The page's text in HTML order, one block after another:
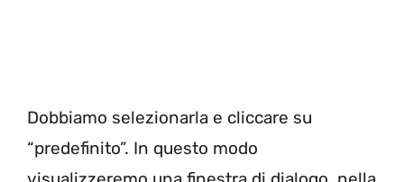
Dobbiamo selezionarla e cliccare su
“predefinito”. In questo modo